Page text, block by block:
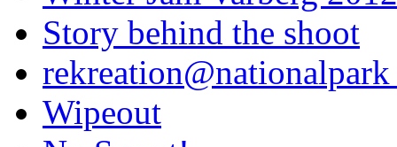
Story behind the shoot
rekreation@nationalpark
Wipeout